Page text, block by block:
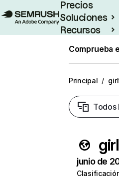
Precios
Soluciones
Recursos
Comprueba
Principal /
Todos
junio de